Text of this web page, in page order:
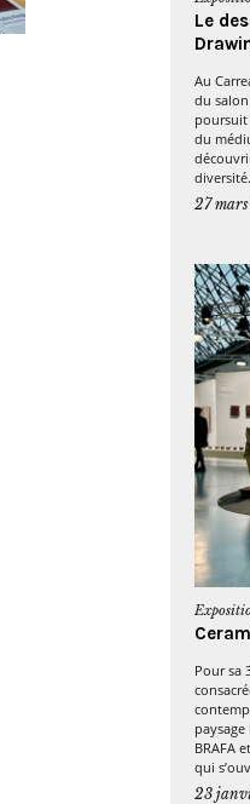
Le
Au
du
du
27
Pour sa
BRAFA
qui
23